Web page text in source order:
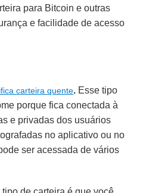
para Bitcoin e outras
e facilidade de acesso
carteira quente. Esse tipo
porque fica conectada à
e privadas dos usuários
no aplicativo ou no
ser acessada de vários